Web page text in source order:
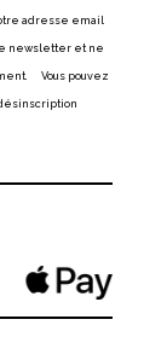
adresse email
newsletter et ne
Vous pouvez